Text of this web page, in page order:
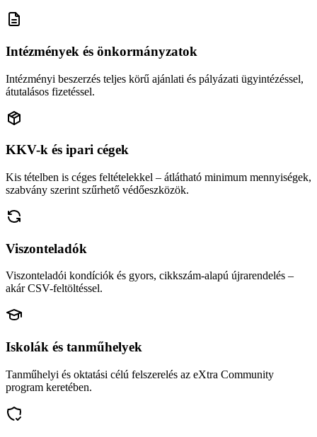
Intézmények és önkormányzatok
Intézményi beszerzés teljes körű ajánlati és pályázati ügyintézéssel,
átutalásos fizetéssel.
KKV-k és ipari cégek
Kis tételben is céges feltételekkel – átlátható minimum mennyiségek,
szabvány szerint szűrhető védőeszközök.
Viszonteladók
Viszonteladói kondíciók és gyors, cikkszám-alapú újrarendelés –
akár CSV-feltöltéssel.
Iskolák és tanműhelyek
Tanműhelyi és oktatási célú felszerelés az eXtra Community
program keretében.